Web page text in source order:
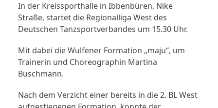
In der Kreissporthalle in Ibbenbüren, Nike
Straße, startet die Regionalliga West des
Deutschen Tanzsportverbandes um 15.30 Uhr.
Mit dabei die Wulfener Formation „maju“, um
Trainerin und Choreographin Martina
Buschmann.
Nach dem Verzicht einer bereits in die 2. BL West